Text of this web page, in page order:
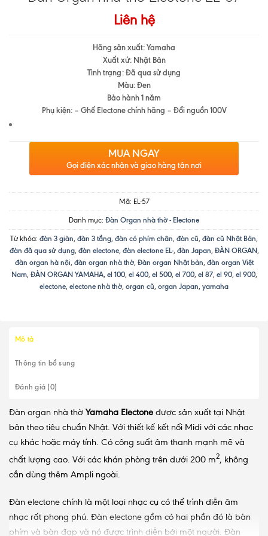
Liên hệ
Hãng sản xuất: Yamaha
Xuất xứ: Nhật Bản
Tình trạng: Đã qua sử dụng
Màu: Đen
Bảo hành 1 năm
Phụ kiện: – Ghế Electone chính hãng – Đổi nguồn 100V
MUA NGAY
Gọi điện xác nhận và giao hàng tận nơi
Mã: EL-57
Danh mục: Đàn Organ nhà thờ - Electone
Từ khóa: đàn 3 giàn, đàn 3 tầng, đàn có phím chân, đàn cũ, đàn cũ Nhật Bản,
đàn đã qua sử dụng, đàn electone, đàn electone EL-, đàn Japan, ĐÀN ORGAN ,
đàn organ hà nội, đàn organ nhà thờ, Đàn organ Nhật bản, đàn organ Việt
Nam, ĐÀN ORGAN YAMAHA, el 100, el 400, el 500, el 700, el 87, el 90, el 900,
electone, electone nhà thờ, organ cũ, organ Japan, yamaha
Mô tả
Thông tin bổ sung
Đánh giá (0)
Đàn organ nhà thờ Yamaha Electone được sản xuất tại Nhật
bản theo tiêu chuẩn Nhật. Với thiết kế kết nối Midi với các nhạc
cụ khác hoặc máy tính. Có công suất âm thanh mạnh mẽ và
chất lượng cao. Với các khán phòng trên dưới 200 m2, không
cần dùng thêm Ampli ngoài.
Đàn electone chính là một loại nhạc cụ có thể trình diễn âm
nhạc rất phong phú. Đàn electone gồm có hai phần đó là bàn
phím và bàn đạp và nó được trình diễn bởi một người. Đàn